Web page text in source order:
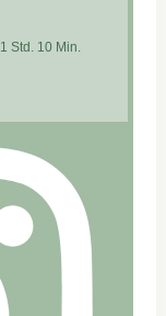
1 Std. 10 Min.